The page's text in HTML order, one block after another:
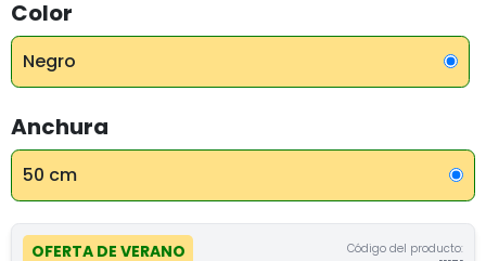
Color
Negro
Anchura
50 cm
OFERTA DE VERANO
Código del producto: